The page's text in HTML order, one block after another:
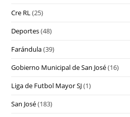
Cre RL(25)
Deportes(48)
Farándula(39)
Gobierno Municipal de San José(16)
Liga de Futbol Mayor SJ(1)
San José(183)